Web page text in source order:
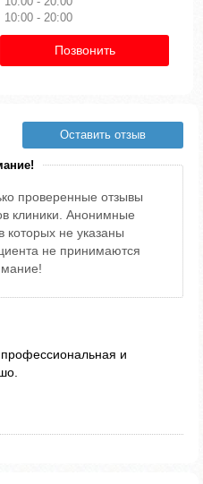
10:00 - 20:00
Позвонить
Оставить отзыв
проверенные отзывы
клиники. Анонимные
которых не указаны
не принимаются
и